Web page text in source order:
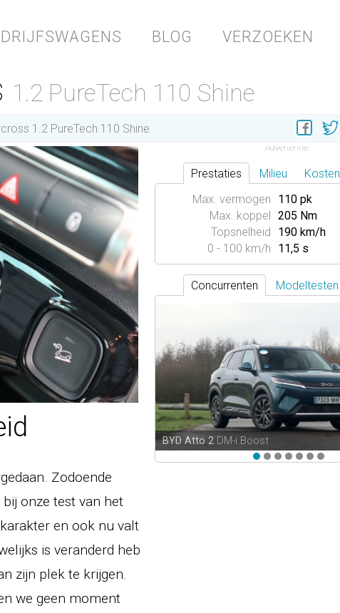
BLOG VERZOEKEN
1.2 PureTech 110 Shine
1.2 PureTech 110 Shine
Zodoende
onze test van het
en ook nu valt
is veranderd heb
zijn plek te krijgen.
we geen moment
Prestaties Milieu Kosten
Max. vermogen
110 pk
Max. koppel 205 Nm
Topsnelheid
190 km/h
0 - 100 km/h
11,5 s
Concurrenten Modeltesten
BYD Atto 2 DM-i Boost